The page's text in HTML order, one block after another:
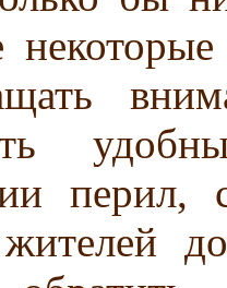
перил,
жителей